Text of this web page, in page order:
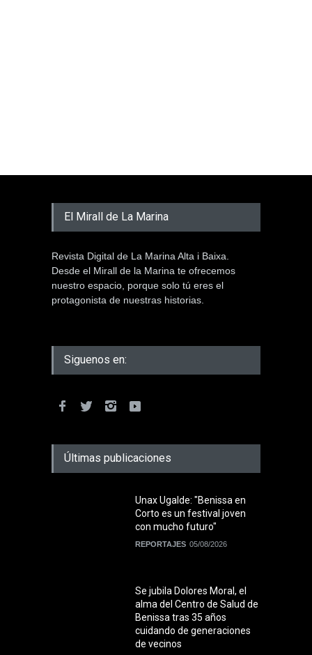
El Mirall de La Marina
Revista Digital de La Marina Alta i Baixa.
Desde el Mirall de la Marina te ofrecemos
nuestro espacio, porque solo tú eres el
protagonista de nuestras historias.
Siguenos en:
Últimas publicaciones
Unax Ugalde: "Benissa en
Corto es un festival joven
con mucho futuro"
REPORTAJES 05/08/2026
Se jubila Dolores Moral, el
alma del Centro de Salud de
Benissa tras 35 años
cuidando de generaciones
de vecinos